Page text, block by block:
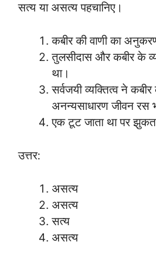
सत्य या असत्य पहचानिए।
कबीर की वाणी का
तुलसीदास और कबीर के
था।
सर्वजयी व्यक्तित्व ने कबीर
अनन्यसाधारण जीवन रस
एक टूट जाता था पर
उत्तर:
असत्य
असत्य
सत्य
असत्य